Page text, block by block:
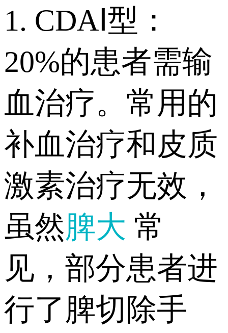
1. CDAⅠ型：
20%的患者需输
血治疗。常用的
补血治疗和皮质
激素治疗无效，
虽然脾大 常
见，部分患者进
行了脾切除手